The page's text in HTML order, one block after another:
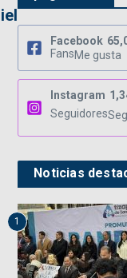
Facebook
FansMe gusta
Instagram
Seguidores
Noticias
1